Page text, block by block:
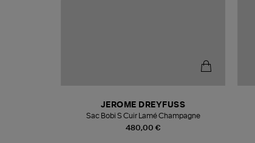
480,00 €
JEROME DREYFUSS
Sac Bobi S Cuir Lamé Champagne